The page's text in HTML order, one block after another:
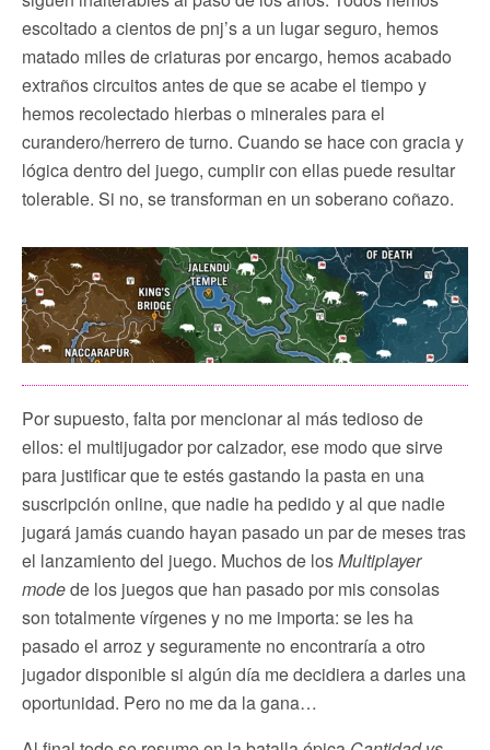
escoltado a cientos de pnj’s a un lugar seguro, hemos
matado miles de criaturas por encargo, hemos acabado
extraños circuitos antes de que se acabe el tiempo y
hemos recolectado hierbas o minerales para el
curandero/herrero de turno. Cuando se hace con gracia y
lógica dentro del juego, cumplir con ellas puede resultar
tolerable. Si no, se transforman en un soberano coñazo.
Por supuesto, falta por mencionar al más tedioso de
ellos: el multijugador por calzador, ese modo que sirve
para justificar que te estés gastando la pasta en una
suscripción online, que nadie ha pedido y al que nadie
jugará jamás cuando hayan pasado un par de meses tras
el lanzamiento del juego. Muchos de losMultiplayer
modede los juegos que han pasado por mis consolas
son totalmente vírgenes y no me importa: se les ha
pasado el arroz y seguramente no encontraría a otro
jugador disponible si algún día me decidiera a darles una
oportunidad. Pero no me da la gana…